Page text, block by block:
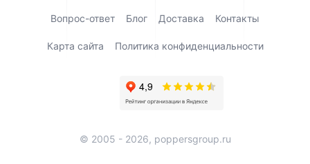
Вопрос-ответ Блог Доставка Контакты
Карта сайта Политика конфиденциальности
© 2005 - 2026, poppersgroup.ru